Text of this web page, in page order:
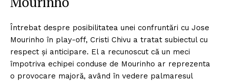
Întrebat despre posibilitatea unei confruntări cu Jose
Mourinho în play-off, Cristi Chivu a tratat subiectul cu
respect și anticipare. El a recunoscut că un meci
împotriva echipei conduse de Mourinho ar reprezenta
o provocare majoră, având în vedere palmaresul